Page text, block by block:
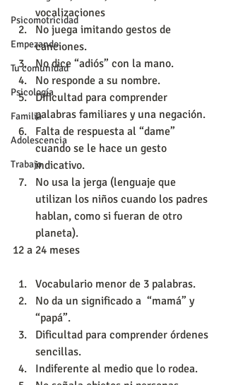
Psicomotricidad
Empezando
Tu comunidad
Psicología
Familia
Adolescencia
Trabajo
vocalizaciones
No juega imitando gestos de
canciones.
No dice “adiós” con la mano.
No responde a su nombre.
Dificultad para comprender
palabras familiares y una negación.
Falta de respuesta al “dame”
cuando se le hace un gesto
indicativo.
No usa la jerga (lenguaje que
utilizan los niños cuando los padres
hablan, como si fueran de otro
planeta).
12 a 24 meses
Vocabulario menor de 3 palabras.
No da un significado a  “mamá” y
“papá”.
Dificultad para comprender órdenes
sencillas.
Indiferente al medio que lo rodea.